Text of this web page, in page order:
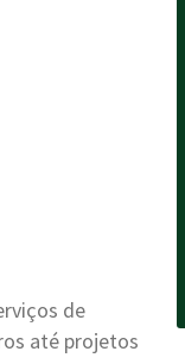
de
até projetos